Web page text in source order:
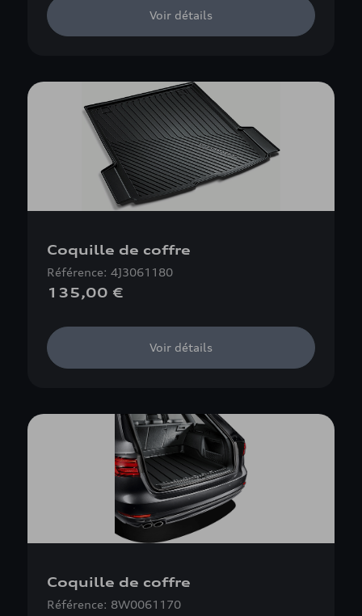
Voir détails
Coquille de coffre
Référence: 4J3061180
135,00 €
Voir détails
Coquille de coffre
Référence: 8W0061170